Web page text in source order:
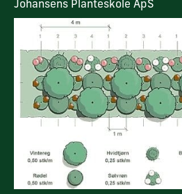
Johansens Planteskole ApS